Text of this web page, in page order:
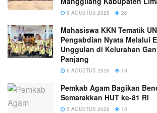
6 AGUSTUS 2026 26
Mahasiswa KKN Tematik
Pengabdian Nyata Melalui
Unggulan di Kelurahan
Panjang
6 AGUSTUS 2026 19
Pemkab Agam Bagikan
Semarakkan HUT ke-81 RI
5 AGUSTUS 2026 13